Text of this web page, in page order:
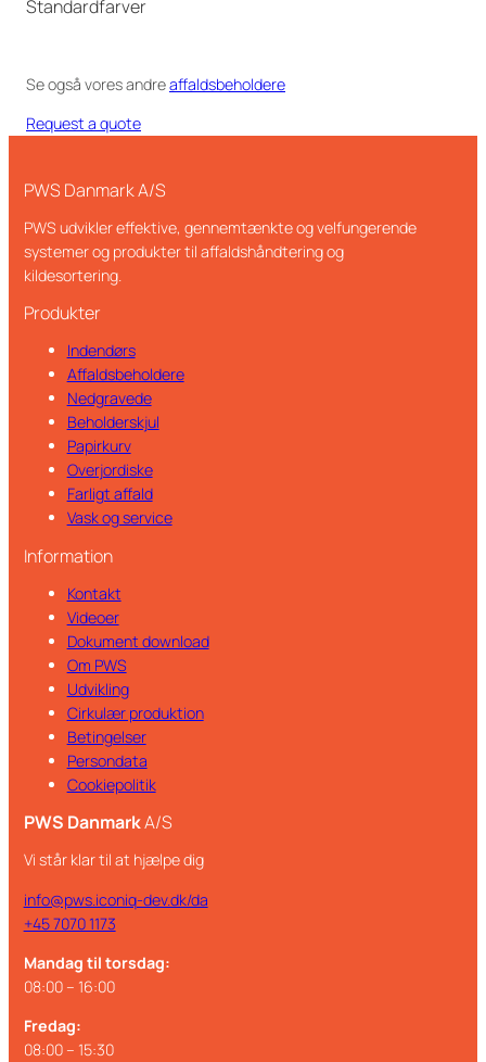
Standardfarver
Se også vores andreaffaldsbeholdere
Request a quote
PWS Danmark A/S
PWS udvikler effektive, gennemtænkte og velfungerende
systemer og produkter til affaldshåndtering og
kildesortering.
Produkter
Indendørs
Affaldsbeholdere
Nedgravede
Beholderskjul
Papirkurv
Overjordiske
Farligt affald
Vask og service
Information
Kontakt
Videoer
Dokument download
Om PWS
Udvikling
Cirkulær produktion
Betingelser
Persondata
Cookiepolitik
PWS DanmarkA/S
Vi står klar til at hjælpe dig
info@pws.iconiq-dev.dk/da
+45 7070 1173
Mandag til torsdag:
08:00 – 16:00
Fredag:
08:00 – 15:30